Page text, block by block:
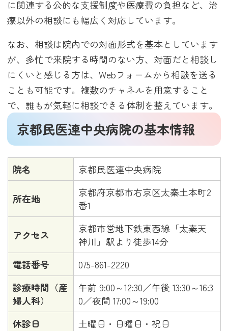
に関連する公的な支援制度や医療費の負担など、治
療以外の相談にも幅広く対応しています。
なお、相談は院内での対面形式を基本としています
が、多忙で来院する時間のない方、対面だと相談し
にくいと感じる方は、Webフォームから相談を送る
ことも可能です。複数のチャネルを用意すること
で、誰もが気軽に相談できる体制を整えています。
京都民医連中央病院の基本情報
院名 京都民医連中央病院
所在地
京都府京都市右京区太秦土本町2
番1
アクセス
京都市営地下鉄東西線「太秦天
神川」駅より徒歩14分
電話番号
075-861-2220
診療時間（産
婦人科）
午前 9:00～12:30／午後 13:30～16:3
0／夜間 17:00～19:00
休診日
土曜日・日曜日・祝日